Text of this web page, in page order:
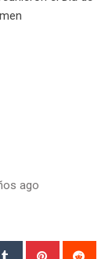
ago
Tumblr Pinterest